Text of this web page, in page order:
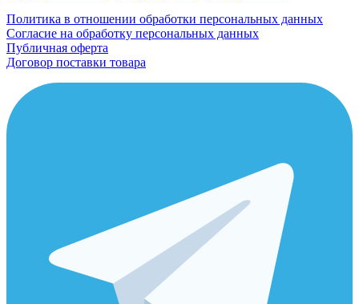
Политика в отношении обработки персональных данных
Согласие на обработку персональных данных
Публичная оферта
Договор поставки товара